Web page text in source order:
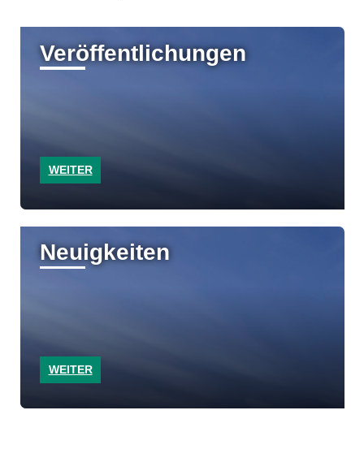
Veröffentlichungen
WEITER
Neuigkeiten
WEITER